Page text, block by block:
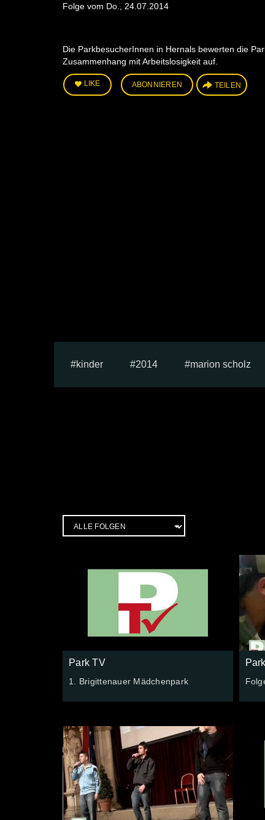
Folge vom Do., 24.07.2014
Die ParkbesucherInnen in Hernals bewerten die
Zusammenhang mit Arbeitslosigkeit auf.
LIKE ABONNIEREN TEILEN
kinder 2014 marion scholz
Park TV
1. Brigittenauer Mädchenpark